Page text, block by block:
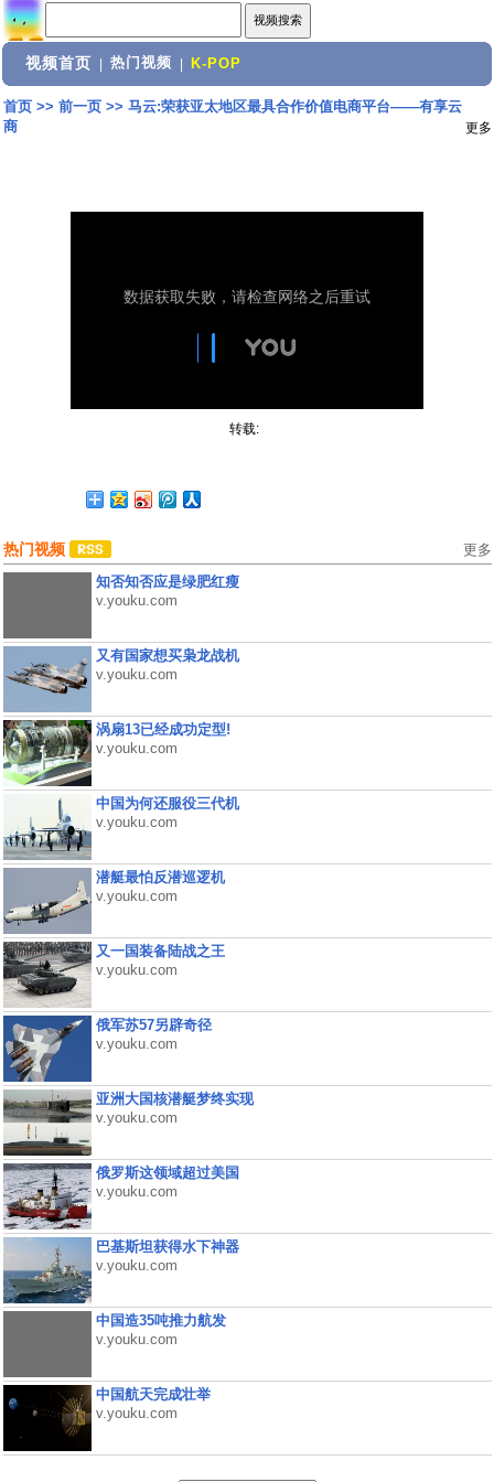
视频首页 热门视频 K-POP
首页>> 前一页>> 马云:荣获亚太地区最具合作价值电商平台——有享云
商
更多
转载:
热门视频 更多
知否知否应是绿肥红瘦
v.youku.com
又有国家想买枭龙战机
v.youku.com
涡扇13已经成功定型!
v.youku.com
中国为何还服役三代机
v.youku.com
潜艇最怕反潜巡逻机
v.youku.com
又一国装备陆战之王
v.youku.com
俄军苏57另辟奇径
v.youku.com
亚洲大国核潜艇梦终实现
v.youku.com
俄罗斯这领域超过美国
v.youku.com
巴基斯坦获得水下神器
v.youku.com
中国造35吨推力航发
v.youku.com
中国航天完成壮举
v.youku.com